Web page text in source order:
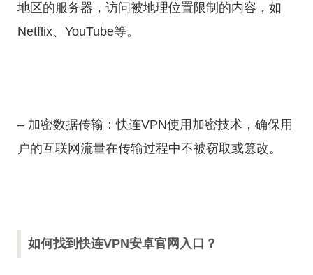
地区的服务器，访问被地理位置限制的内容，如
Netflix、YouTube等。
– 加密数据传输：快连VPN使用加密技术，确保用
户的互联网流量在传输过程中不被窃取或篡改。
如何找到快连VPN安卓官网入口？